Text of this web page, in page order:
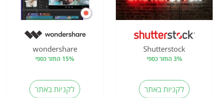
Shutterstock
3% החזר כספי
לקניות באתר
wondershare
15% החזר כספי
לקניות באתר